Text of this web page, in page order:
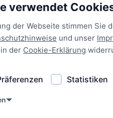
verwendet
der Webseite stimmen Sie
und unser
der Cookie-Erklärung
Statistiken